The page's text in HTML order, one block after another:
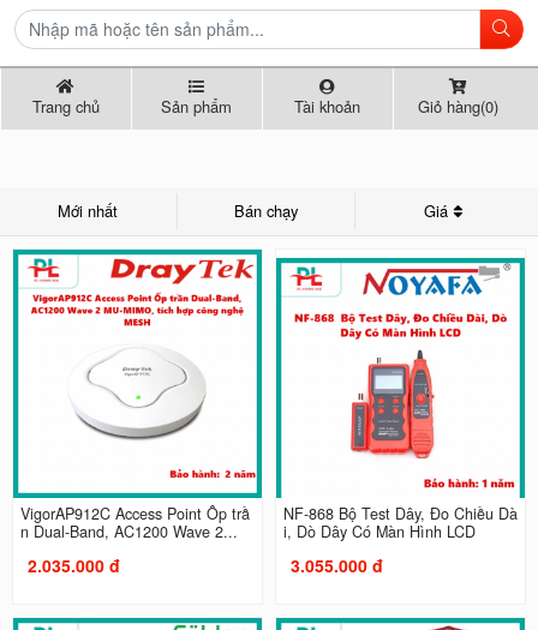
Trang chủ Sản phẩm Tài khoản Giỏ hàng(0)
Mới nhất Bán chạy Giá
VigorAP912C Access Point Ốp trầ
n Dual-Band, AC1200 Wave 2...
2.035.000 đ
NF-868 Bộ Test Dây, Đo Chiều Dà
i, Dò Dây Có Màn Hình LCD
3.055.000 đ